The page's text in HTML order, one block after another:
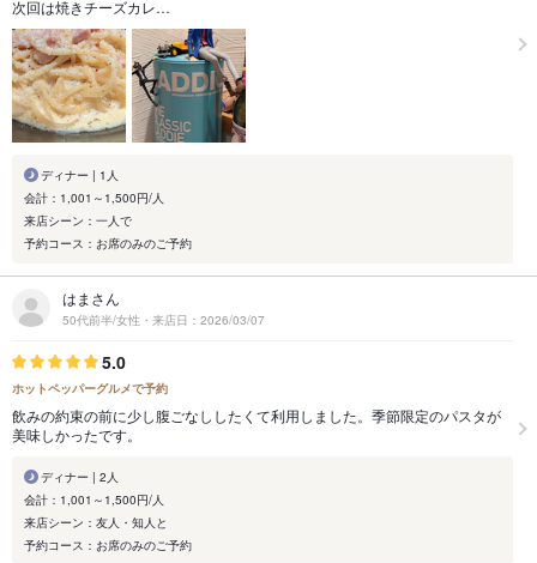
次回は焼きチーズカレ…
ディナー | 1人
会計：1,001～1,500円/人
来店シーン：一人で
予約コース：お席のみのご予約
はまさん
50代前半/女性・来店日：2026/03/07
5.0
ホットペッパーグルメで予約
飲みの約束の前に少し腹ごなししたくて利用しました。季節限定のパスタが
美味しかったです。
ディナー | 2人
会計：1,001～1,500円/人
来店シーン：友人・知人と
予約コース：お席のみのご予約